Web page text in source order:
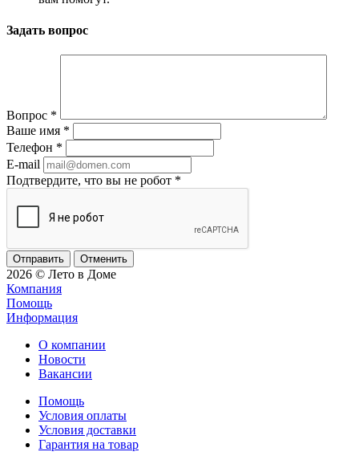
Задать вопрос
Вопрос *
Ваше имя *
Телефон *
E-mail
Подтвердите, что вы не робот *
Отменить
2026 © Лето в Доме
Компания
Помощь
Информация
О компании
Новости
Вакансии
Помощь
Условия оплаты
Условия доставки
Гарантия на товар